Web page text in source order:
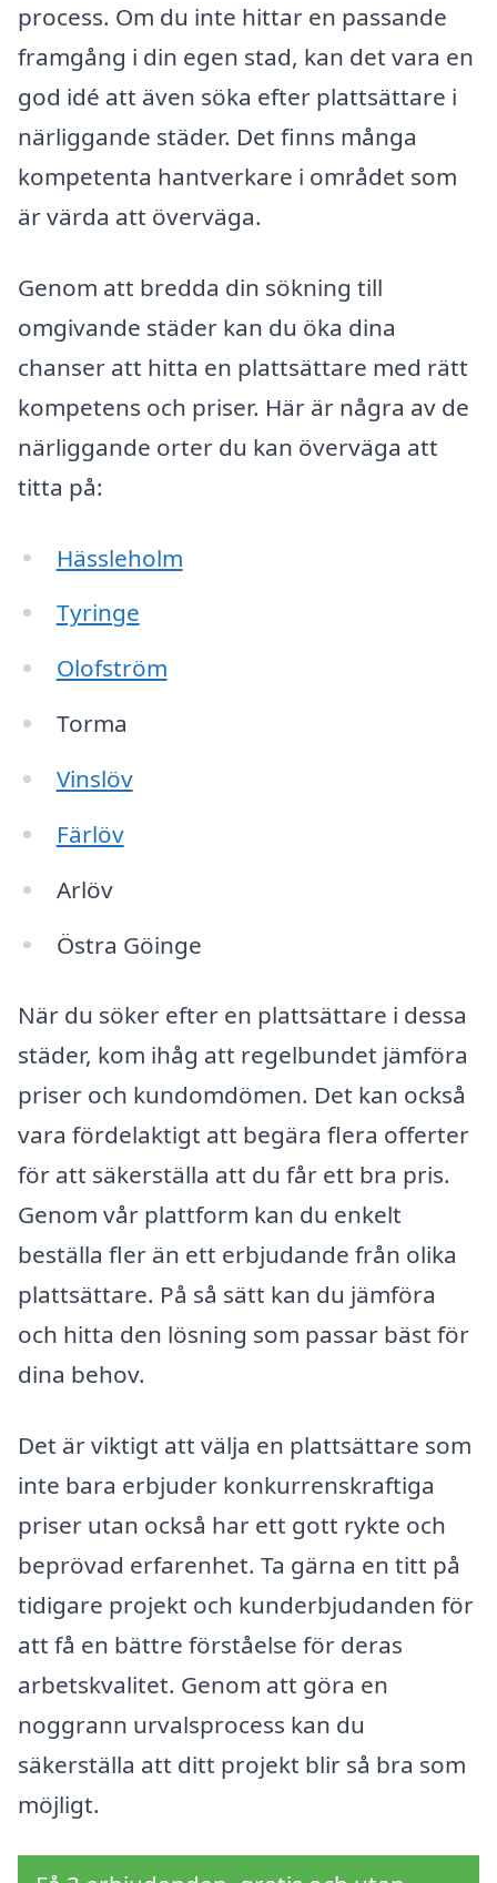
process. Om du inte hittar en passande
framgång i din egen stad, kan det vara en
god idé att även söka efter plattsättare i
närliggande städer. Det finns många
kompetenta hantverkare i området som
är värda att överväga.
Genom att bredda din sökning till
omgivande städer kan du öka dina
chanser att hitta en plattsättare med rätt
kompetens och priser. Här är några av de
närliggande orter du kan överväga att
titta på:
Hässleholm
Tyringe
Olofström
Torma
Vinslöv
Färlöv
Arlöv
Östra Göinge
När du söker efter en plattsättare i dessa
städer, kom ihåg att regelbundet jämföra
priser och kundomdömen. Det kan också
vara fördelaktigt att begära flera offerter
för att säkerställa att du får ett bra pris.
Genom vår plattform kan du enkelt
beställa fler än ett erbjudande från olika
plattsättare. På så sätt kan du jämföra
och hitta den lösning som passar bäst för
dina behov.
Det är viktigt att välja en plattsättare som
inte bara erbjuder konkurrenskraftiga
priser utan också har ett gott rykte och
beprövad erfarenhet. Ta gärna en titt på
tidigare projekt och kunderbjudanden för
att få en bättre förståelse för deras
arbetskvalitet. Genom att göra en
noggrann urvalsprocess kan du
säkerställa att ditt projekt blir så bra som
möjligt.